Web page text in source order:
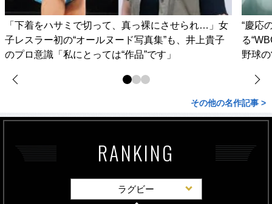
「下着をハサミで切って、真っ裸にさせられ…」女
子レスラー初の“オールヌード写真集”も、井上貴子
のプロ意識「私にとっては“作品”です」
“慶応
る
野球
その他の名作記事 >
RANKING
ラグビー